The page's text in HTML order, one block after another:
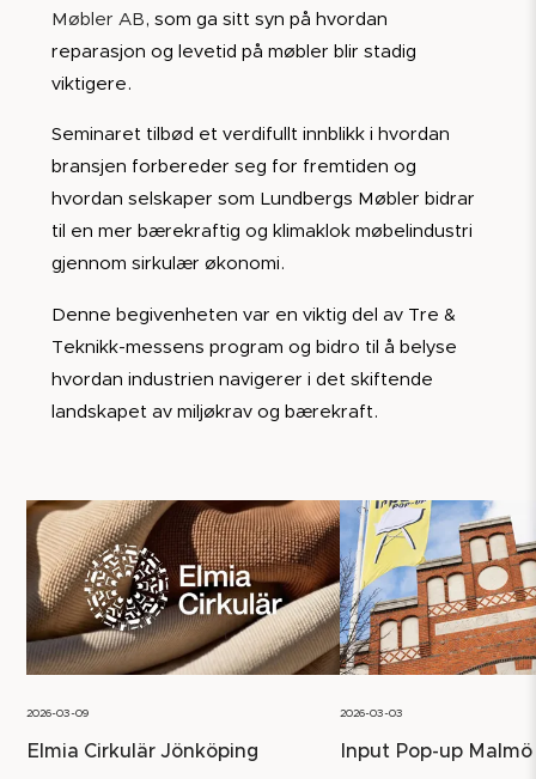
Møbler AB , som ga sitt syn på hvordan
reparasjon og levetid på møbler blir stadig
viktigere.
Seminaret tilbød et verdifullt innblikk i hvordan
bransjen forbereder seg for fremtiden og
hvordan selskaper som Lundbergs Møbler bidrar
til en mer bærekraftig og klimaklok møbelindustri
gjennom sirkulær økonomi.
Denne begivenheten var en viktig del av Tre &
Teknikk-messens program og bidro til å belyse
hvordan industrien navigerer i det skiftende
landskapet av miljøkrav og bærekraft.
2026-03-09
Elmia Cirkulär Jönköping
2026-03-03
Input Pop-up Malmö